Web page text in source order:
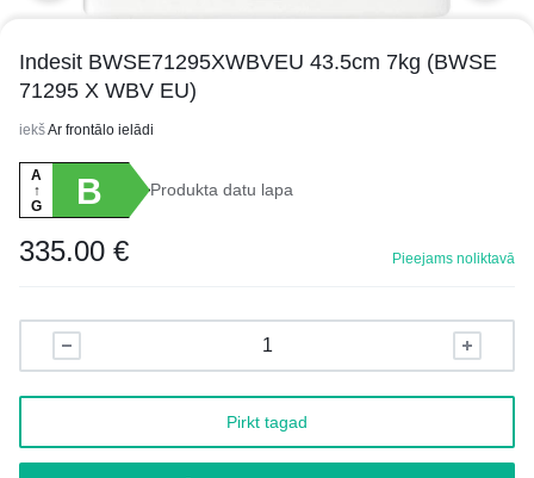
Indesit BWSE71295XWBVEU 43.5cm 7kg (BWSE
71295 X WBV EU)
iekšAr frontālo ielādi
A
↑
G
B Produkta datu lapa
335.00 € Pieejams noliktavā
Pirkt tagad